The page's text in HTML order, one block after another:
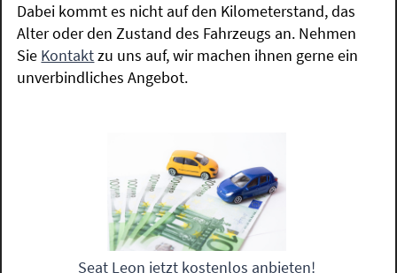
Dabei kommt es nicht auf den Kilometerstand, das
Alter oder den Zustand des Fahrzeugs an. Nehmen
Sie Kontaktzu uns auf, wir machen ihnen gerne ein
unverbindliches Angebot.
Seat Leon jetzt kostenlos anbieten!